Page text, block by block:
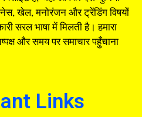
खेल, मनोरंजन और ट्रेंडिंग विषयों
सरल भाषा में मिलती है। हमारा
और समय पर समाचार पहुँचाना
Links